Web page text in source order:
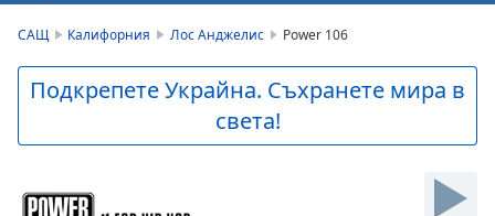
Player
Play
Video
Skip
Skip
Forward
САЩ Калифорния Лос Анджелис Power 106
Подкрепете Украйна. Съхранете мира в
света!